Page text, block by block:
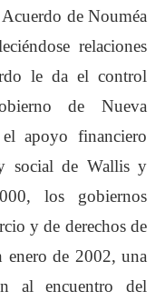
de Nouméa
relaciones
le da el control
de Nueva
apoyo financiero
social de Wallis y
los gobiernos
y de derechos de
enero de 2002, una
al encuentro del